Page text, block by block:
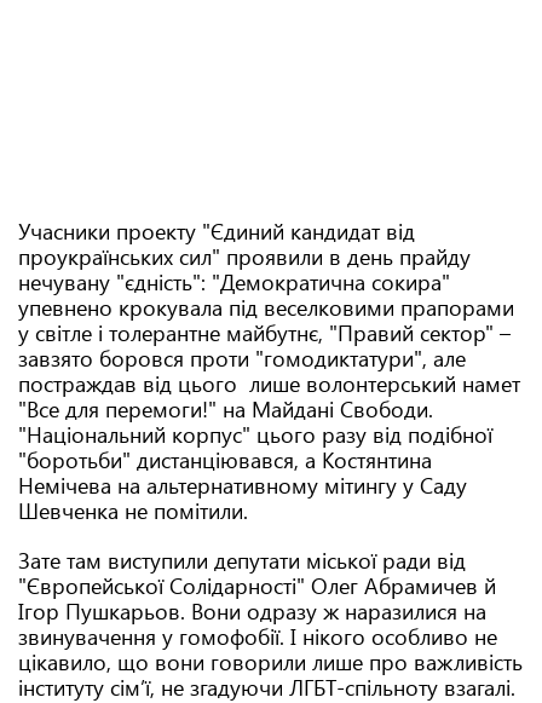
Учасники проекту "Єдиний кандидат від
проукраїнських сил" проявили в день прайду
нечувану "єдність": "Демократична сокира"
упевнено крокувала під веселковими прапорами
у світле і толерантне майбутнє, "Правий сектор" –
завзято боровся проти "гомодиктатури", але
постраждав від цього лише волонтерський намет
"Все для перемоги!" на Майдані Свободи.
"Національний корпус" цього разу від подібної
"боротьби" дистанціювався, а Костянтина
Немічева на альтернативному мітингу у Саду
Шевченка не помітили.
Зате там виступили депутати міської ради від
"Європейської Солідарності" Олег Абрамичев й
Ігор Пушкарьов. Вони одразу ж наразилися на
звинувачення у гомофобії. І нікого особливо не
цікавило, що вони говорили лише про важливість
інституту сім’ї, не згадуючи ЛГБТ-спільноту взагалі.